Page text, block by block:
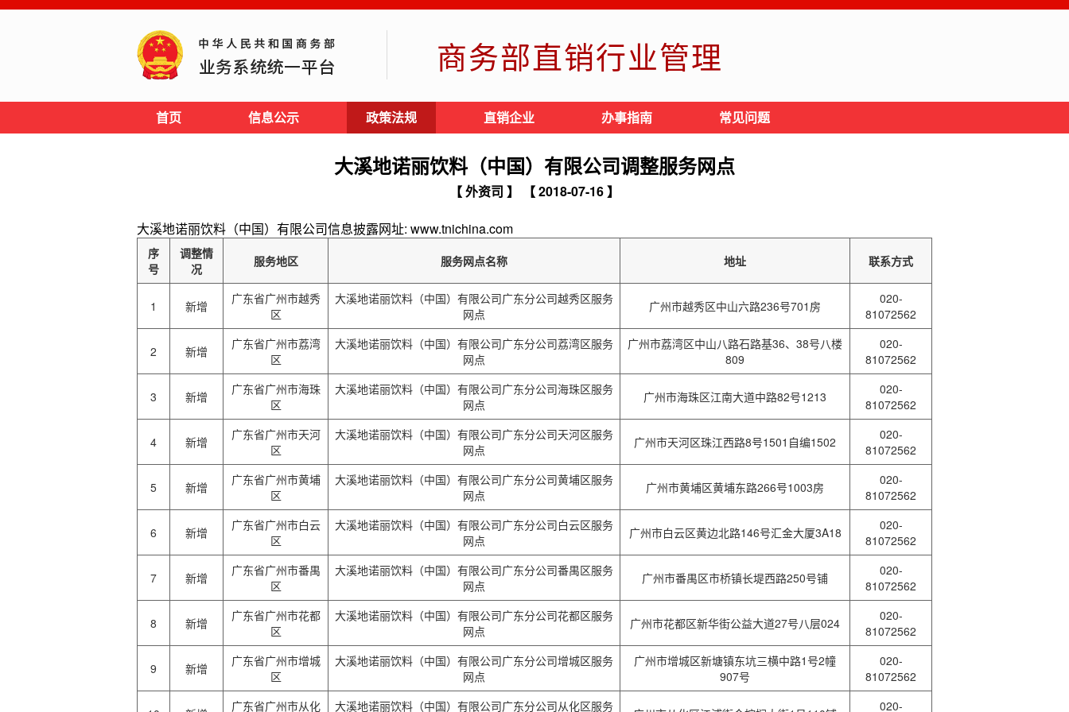
商务部直销行业管理
首页 信息公示 政策法规 直销企业 办事指南 常见问题
大溪地诺丽饮料（中国）有限公司调整服务网点
【 外资司 】 【 2018-07-16 】
大溪地诺丽饮料（中国）有限公司信息披露网址: www.tnichina.com
序
号
调整情
况
服务地区 服务网点名称 地址 联系方式
1 新增
广东省广州市越秀
区
大溪地诺丽饮料（中国）有限公司广东分公司越秀区服务
网点
广州市越秀区中山六路236号701房
020-
81072562
2 新增
广东省广州市荔湾
区
大溪地诺丽饮料（中国）有限公司广东分公司荔湾区服务
网点
广州市荔湾区中山八路石路基36、38号八楼
809
020-
81072562
3 新增
广东省广州市海珠
区
大溪地诺丽饮料（中国）有限公司广东分公司海珠区服务
网点
广州市海珠区江南大道中路82号1213
020-
81072562
4 新增
广东省广州市天河
区
大溪地诺丽饮料（中国）有限公司广东分公司天河区服务
网点
广州市天河区珠江西路8号1501自编1502
020-
81072562
5 新增
广东省广州市黄埔
区
大溪地诺丽饮料（中国）有限公司广东分公司黄埔区服务
网点
广州市黄埔区黄埔东路266号1003房
020-
81072562
6 新增
广东省广州市白云
区
大溪地诺丽饮料（中国）有限公司广东分公司白云区服务
网点
广州市白云区黄边北路146号汇金大厦3A18
020-
81072562
7 新增
广东省广州市番禺
区
大溪地诺丽饮料（中国）有限公司广东分公司番禺区服务
网点
广州市番禺区市桥镇长堤西路250号铺
020-
81072562
8 新增
广东省广州市花都
区
大溪地诺丽饮料（中国）有限公司广东分公司花都区服务
网点
广州市花都区新华街公益大道27号八层024
020-
81072562
9 新增
广东省广州市增城
区
大溪地诺丽饮料（中国）有限公司广东分公司增城区服务
网点
广州市增城区新塘镇东坑三横中路1号2幢
907号
020-
81072562
广东省广州市从化 大溪地诺丽饮料（中国）有限公司广东分公司从化区服务 020-